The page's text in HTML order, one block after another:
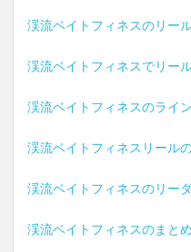
渓流ベイトフィネスのリー
渓流ベイトフィネスでリー
渓流ベイトフィネスのライン
渓流ベイトフィネスリール
渓流ベイトフィネスのリー
渓流ベイトフィネスのまとめ